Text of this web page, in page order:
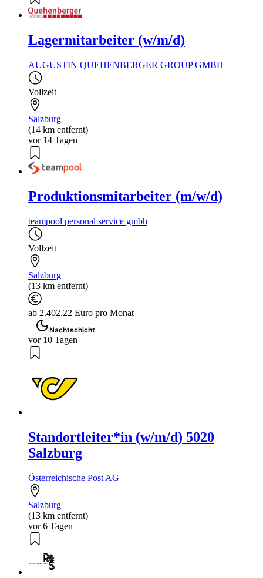
Lagermitarbeiter (w/m/d)
AUGUSTIN QUEHENBERGER GROUP GMBH
Vollzeit
Salzburg
(14 km entfernt)
vor 14 Tagen
Produktionsmitarbeiter (m/w/d)
teampool personal service gmbh
Vollzeit
Salzburg
(13 km entfernt)
ab 2.402,22 Euro pro Monat
Nachtschicht
vor 10 Tagen
Standortleiter*in (w/m/d) 5020
Salzburg
Österreichische Post AG
Salzburg
(13 km entfernt)
vor 6 Tagen